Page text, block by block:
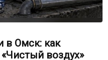
в Омск: как
воздух»